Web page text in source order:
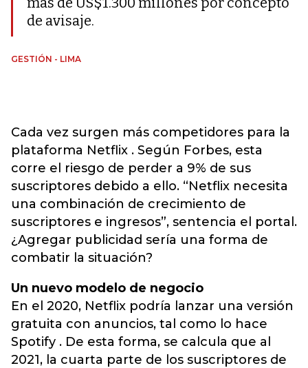
de avisaje.
GESTIÓN - LIMA
Cada vez surgen más competidores para la
plataforma Netflix . Según Forbes, esta
corre el riesgo de perder a 9% de sus
suscriptores debido a ello. “Netflix necesita
una combinación de crecimiento de
suscriptores e ingresos”, sentencia el portal.
¿Agregar publicidad sería una forma de
combatir la situación?
Un nuevo modelo de negocio
En el 2020, Netflix podría lanzar una versión
gratuita con anuncios, tal como lo hace
Spotify . De esta forma, se calcula que al
2021, la cuarta parte de los suscriptores de